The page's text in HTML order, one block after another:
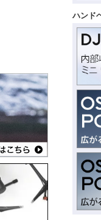
ハンド